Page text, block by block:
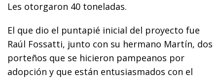
Les otorgaron 40 toneladas.
El que dio el puntapié inicial del proyecto fue
Raúl Fossatti, junto con su hermano Martín, dos
porteños que se hicieron pampeanos por
adopción y que están entusiasmados con el